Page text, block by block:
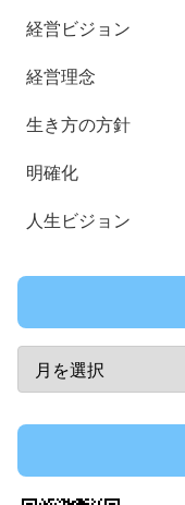
経営ビジョン
経営理念
生き方の方針
明確化
人生ビジョン